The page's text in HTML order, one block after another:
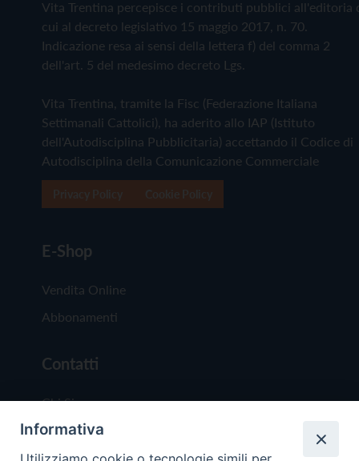
Vita Trentina percepisce i contributi pubblici all'editoria
cui al decreto legislativo 15 maggio 2017, n. 70.
Indicazione resa ai sensi della lettera f) del comma 2
dell'art. 5 del medesimo decreto Lgs.
Vita Trentina, tramite la Fisc (Federazione Italiana
Settimanali Cattolici), ha aderito allo IAP (Istituto
dell'Autodisciplina Pubblicitaria) accettando il Codice di
Autodisciplina della Comunicazione Commerciale
E-Shop
Vendita Online
Abbonamenti
Contatti
Chi Siamo
Redazione
Scrivici
Informativa